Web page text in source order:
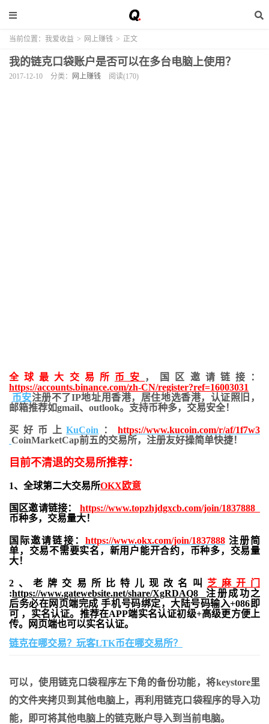
当前位置： 我爱收益 > 网上赚钱 > 正文
我的链克口袋账户是否可以在多台电脑上使用？
2017-12-10 分类： 网上赚钱 阅读(170)
全球最大交易所 币安
，国区邀请链接：
https://accounts.binance.com/zh-CN/register?ref=16003031
币安注册不了IP地址用香港，居住地选香港，认证照旧，
邮箱推荐如gmail、outlook。支持币种多，交易安全！
买好币上KuCoin ：https://www.kucoin.com/r/af/1f7w3
CoinMarketCap前五的交易所，注册友好操简单快捷！
目前不清退的交易所推荐：
1、全球第二大交易所OKX欧意
国区邀请链接： https://www.topzhjdgxcb.com/join/1837888
币种多，交易量大！
国际邀请链接： https://www.okx.com/join/1837888注册简
单，交易不需要实名，新用户能开合约， 币种多，交易量
大！
2、老牌交易所比特儿现改名叫 芝麻开门
:https://www.gatewebsite.net/share/XgRDAQ8 注册成功之
后务必在网页端完成 手机号码绑定，大陆号码输入+086即
可 ，实名认证。推荐在APP端实名认证初级+高级更方便上
传。网页端也可以实名认证。
链克在哪交易？玩客LTK币在哪交易所？
可以，使用链克口袋程序左下角的备份功能，将keystore里
的文件夹拷贝到其他电脑上，再利用链克口袋程序的导入功
能，即可将其他电脑上的链克账户导入到当前电脑。